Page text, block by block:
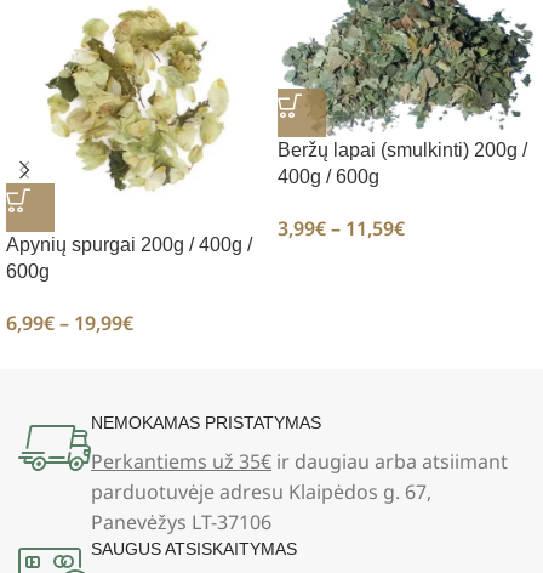
Apynių spurgai 200g / 400g /
600g
6,99€– 19,99€
Beržų lapai (smulkinti) 200g /
400g / 600g
3,99€– 11,59€
NEMOKAMAS PRISTATYMAS
Perkantiems už 35€ ir daugiau arba atsiimant
parduotuvėje adresu Klaipėdos g. 67,
Panevėžys LT-37106
SAUGUS ATSISKAITYMAS